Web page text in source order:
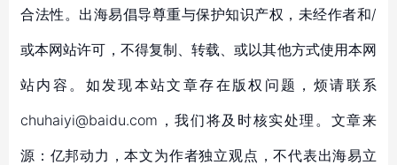
合法性。出海易倡导尊重与保护知识产权，未经作者和/
或本网站许可，不得复制、转载、或以其他方式使用本网
站内容。如发现本站文章存在版权问题，烦请联系
chuhaiyi@baidu.com，我们将及时核实处理。文章来
源：亿邦动力，本文为作者独立观点，不代表出海易立